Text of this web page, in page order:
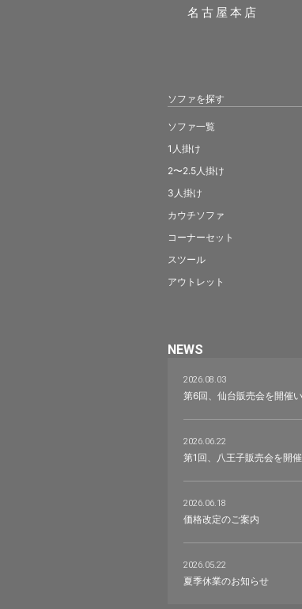
名古屋本店
ソファを探す
ソファ一覧
1人掛け
2〜2.5人掛け
3人掛け
カウチソファ
コーナーセット
スツール
アウトレット
NEWS
2026.08.03
第6回、仙台販売会を開催い
2026.06.22
第1回、八王子販売会を開催
2026.06.18
価格改定のご案内
2026.05.22
夏季休業のお知らせ